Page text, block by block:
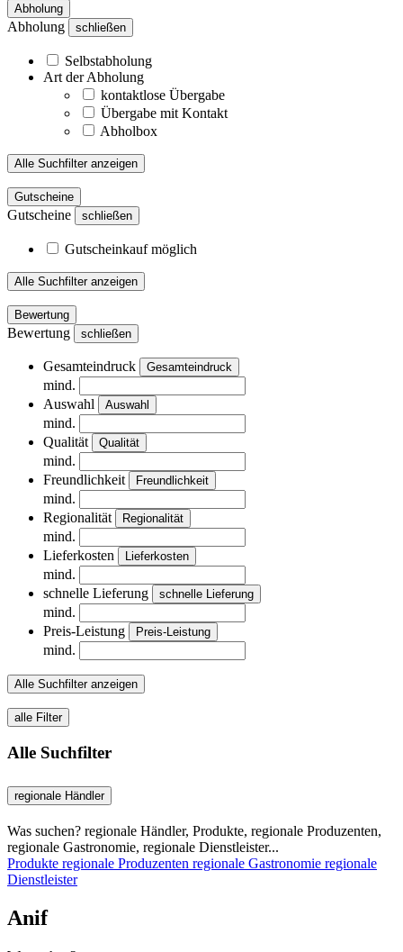
Abholung
Abholung schließen
Selbstabholung
Art der Abholung
kontaktlose Übergabe
Übergabe mit Kontakt
Abholbox
Alle Suchfilter anzeigen
Gutscheine
Gutscheine schließen
Gutscheinkauf möglich
Alle Suchfilter anzeigen
Bewertung
Bewertung schließen
Gesamteindruck Gesamteindruck
mind.
Auswahl
Auswahl
mind.
Qualität
Qualität
mind.
Freundlichkeit
Freundlichkeit
mind.
Regionalität
Regionalität
mind.
Lieferkosten
Lieferkosten
mind.
schnelle Lieferung
schnelle Lieferung
mind.
Preis-Leistung
Preis-Leistung
mind.
Alle Suchfilter anzeigen
alle Filter
Alle Suchfilter
regionale Händler
Was suchen? regionale Händler, Produkte, regionale Produzenten,
regionale Gastronomie, regionale Dienstleister...
Produkte regionale Produzenten regionale Gastronomie regionale
Dienstleister
Anif